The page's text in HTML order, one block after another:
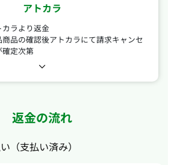
アトカラ
カラより返金
商品の確認後アトカラにて請求キャンセ
確定次第
返金の流れ
（支払い済み）